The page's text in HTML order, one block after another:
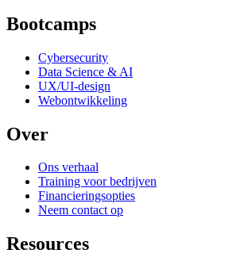
Bootcamps
Cybersecurity
Data Science & AI
UX/UI-design
Webontwikkeling
Over
Ons verhaal
Training voor bedrijven
Financieringsopties
Neem contact op
Resources